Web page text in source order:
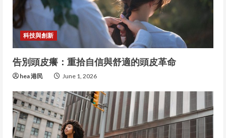
科技與創新
告別頭皮癢：重拾自信與舒適的頭皮革命
hea 港民 June 1, 2026